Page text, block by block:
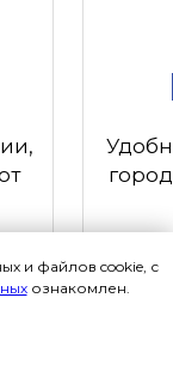
и файлов cookie, с
ознакомлен.